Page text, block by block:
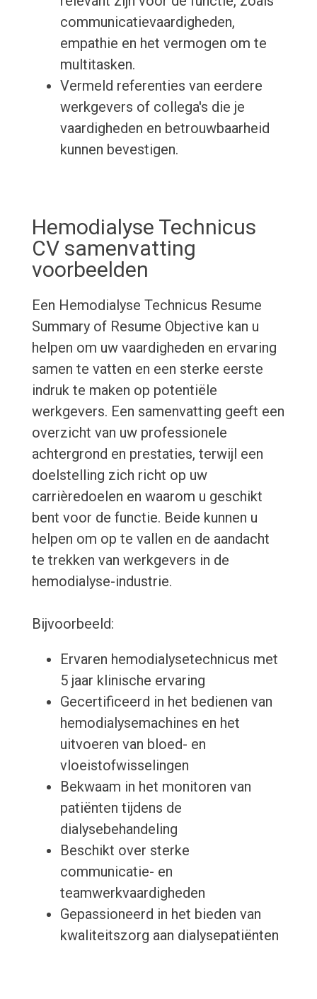
communicatievaardigheden,
empathie en het vermogen om te
multitasken.
Vermeld referenties van eerdere
werkgevers of collega's die je
vaardigheden en betrouwbaarheid
kunnen bevestigen.
Hemodialyse Technicus
CV samenvatting
voorbeelden
Een Hemodialyse Technicus Resume
Summary of Resume Objective kan u
helpen om uw vaardigheden en ervaring
samen te vatten en een sterke eerste
indruk te maken op potentiële
werkgevers. Een samenvatting geeft een
overzicht van uw professionele
achtergrond en prestaties, terwijl een
doelstelling zich richt op uw
carrièredoelen en waarom u geschikt
bent voor de functie. Beide kunnen u
helpen om op te vallen en de aandacht
te trekken van werkgevers in de
hemodialyse-industrie.
Bijvoorbeeld:
Ervaren hemodialysetechnicus met
5 jaar klinische ervaring
Gecertificeerd in het bedienen van
hemodialysemachines en het
uitvoeren van bloed- en
vloeistofwisselingen
Bekwaam in het monitoren van
patiënten tijdens de
dialysebehandeling
Beschikt over sterke
communicatie- en
teamwerkvaardigheden
Gepassioneerd in het bieden van
kwaliteitszorg aan dialysepatiënten